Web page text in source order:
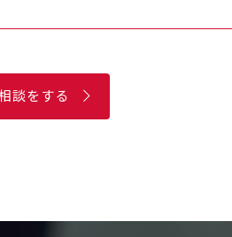
相談をする